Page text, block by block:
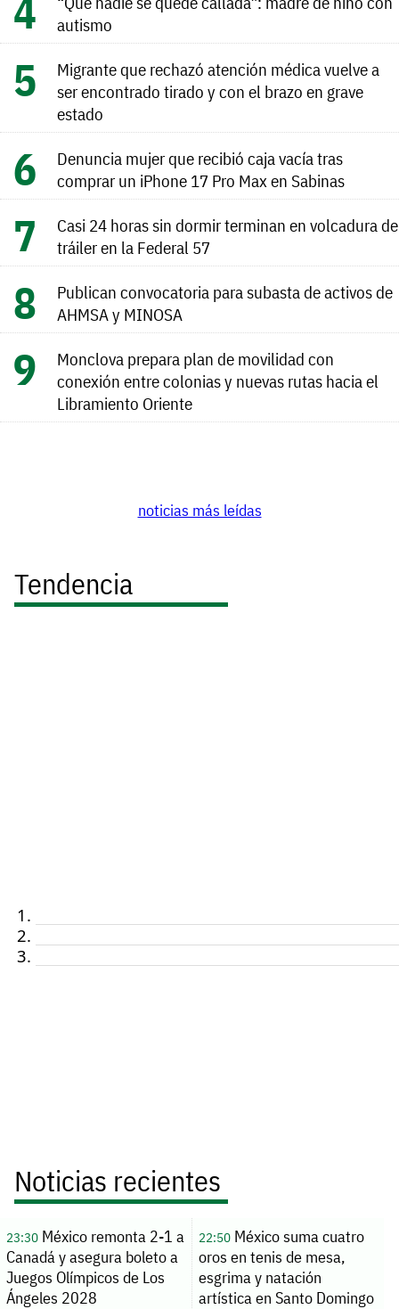
autismo
Migrante que rechazó atención médica vuelve a
ser encontrado tirado y con el brazo en grave
estado
Denuncia mujer que recibió caja vacía tras
comprar un iPhone 17 Pro Max en Sabinas
Casi 24 horas sin dormir terminan en volcadura de
tráiler en la Federal 57
Publican convocatoria para subasta de activos de
AHMSA y MINOSA
Monclova prepara plan de movilidad con
conexión entre colonias y nuevas rutas hacia el
Libramiento Oriente
noticias más leídas
Tendencia
Noticias recientes
23:30México remonta 2-1 a
Canadá y asegura boleto a
Juegos Olímpicos de Los
Ángeles 2028
22:50México suma cuatro
oros en tenis de mesa,
esgrima y natación
artística en Santo Domingo